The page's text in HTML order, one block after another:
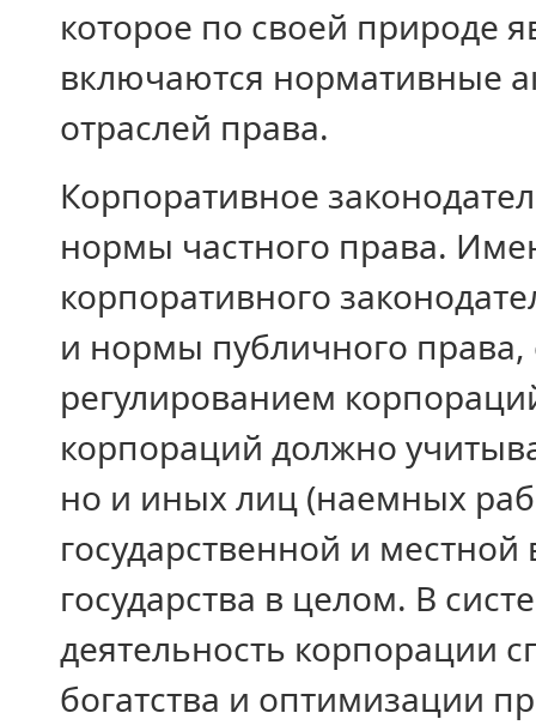
которое по своей природе
включаются нормативные
отраслей права.
Корпоративное
нормы частного права.
корпоративного
и нормы публичного права,
регулированием
корпораций должно
но и иных лиц (наемных
государственной и
государства в целом. В
деятельность корпорации
богатства и оптимизации